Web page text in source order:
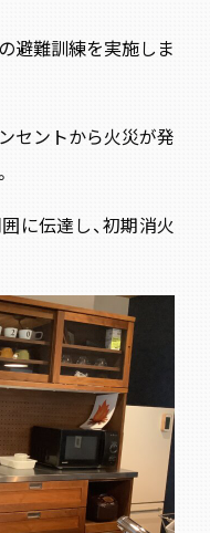
避難訓練を実施しま
セントから火災が発
に伝達し、初期消火